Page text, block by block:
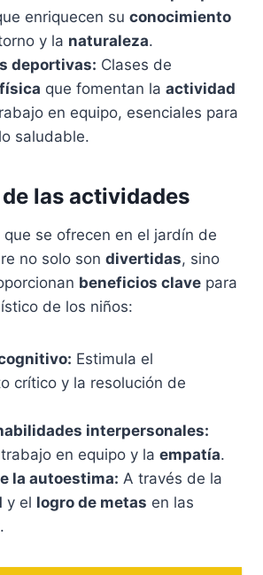
enriquecen su conocimiento
y la naturaleza.
deportivas: Clases de
que fomentan la actividad
en equipo, esenciales para
saludable.
las actividades
se ofrecen en el jardín de
no solo son divertidas, sino
beneficios clave para
de los niños:
Estimula el
crítico y la resolución de
interpersonales:
en equipo y la empatía.
la autoestima: A través de la
y el logro de metas en las